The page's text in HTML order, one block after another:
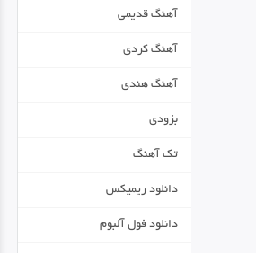
آهنگ قدیمی
آهنگ کردی
آهنگ هندی
بزودی
تک آهنگ
دانلود ریمیکس
دانلود فول آلبوم